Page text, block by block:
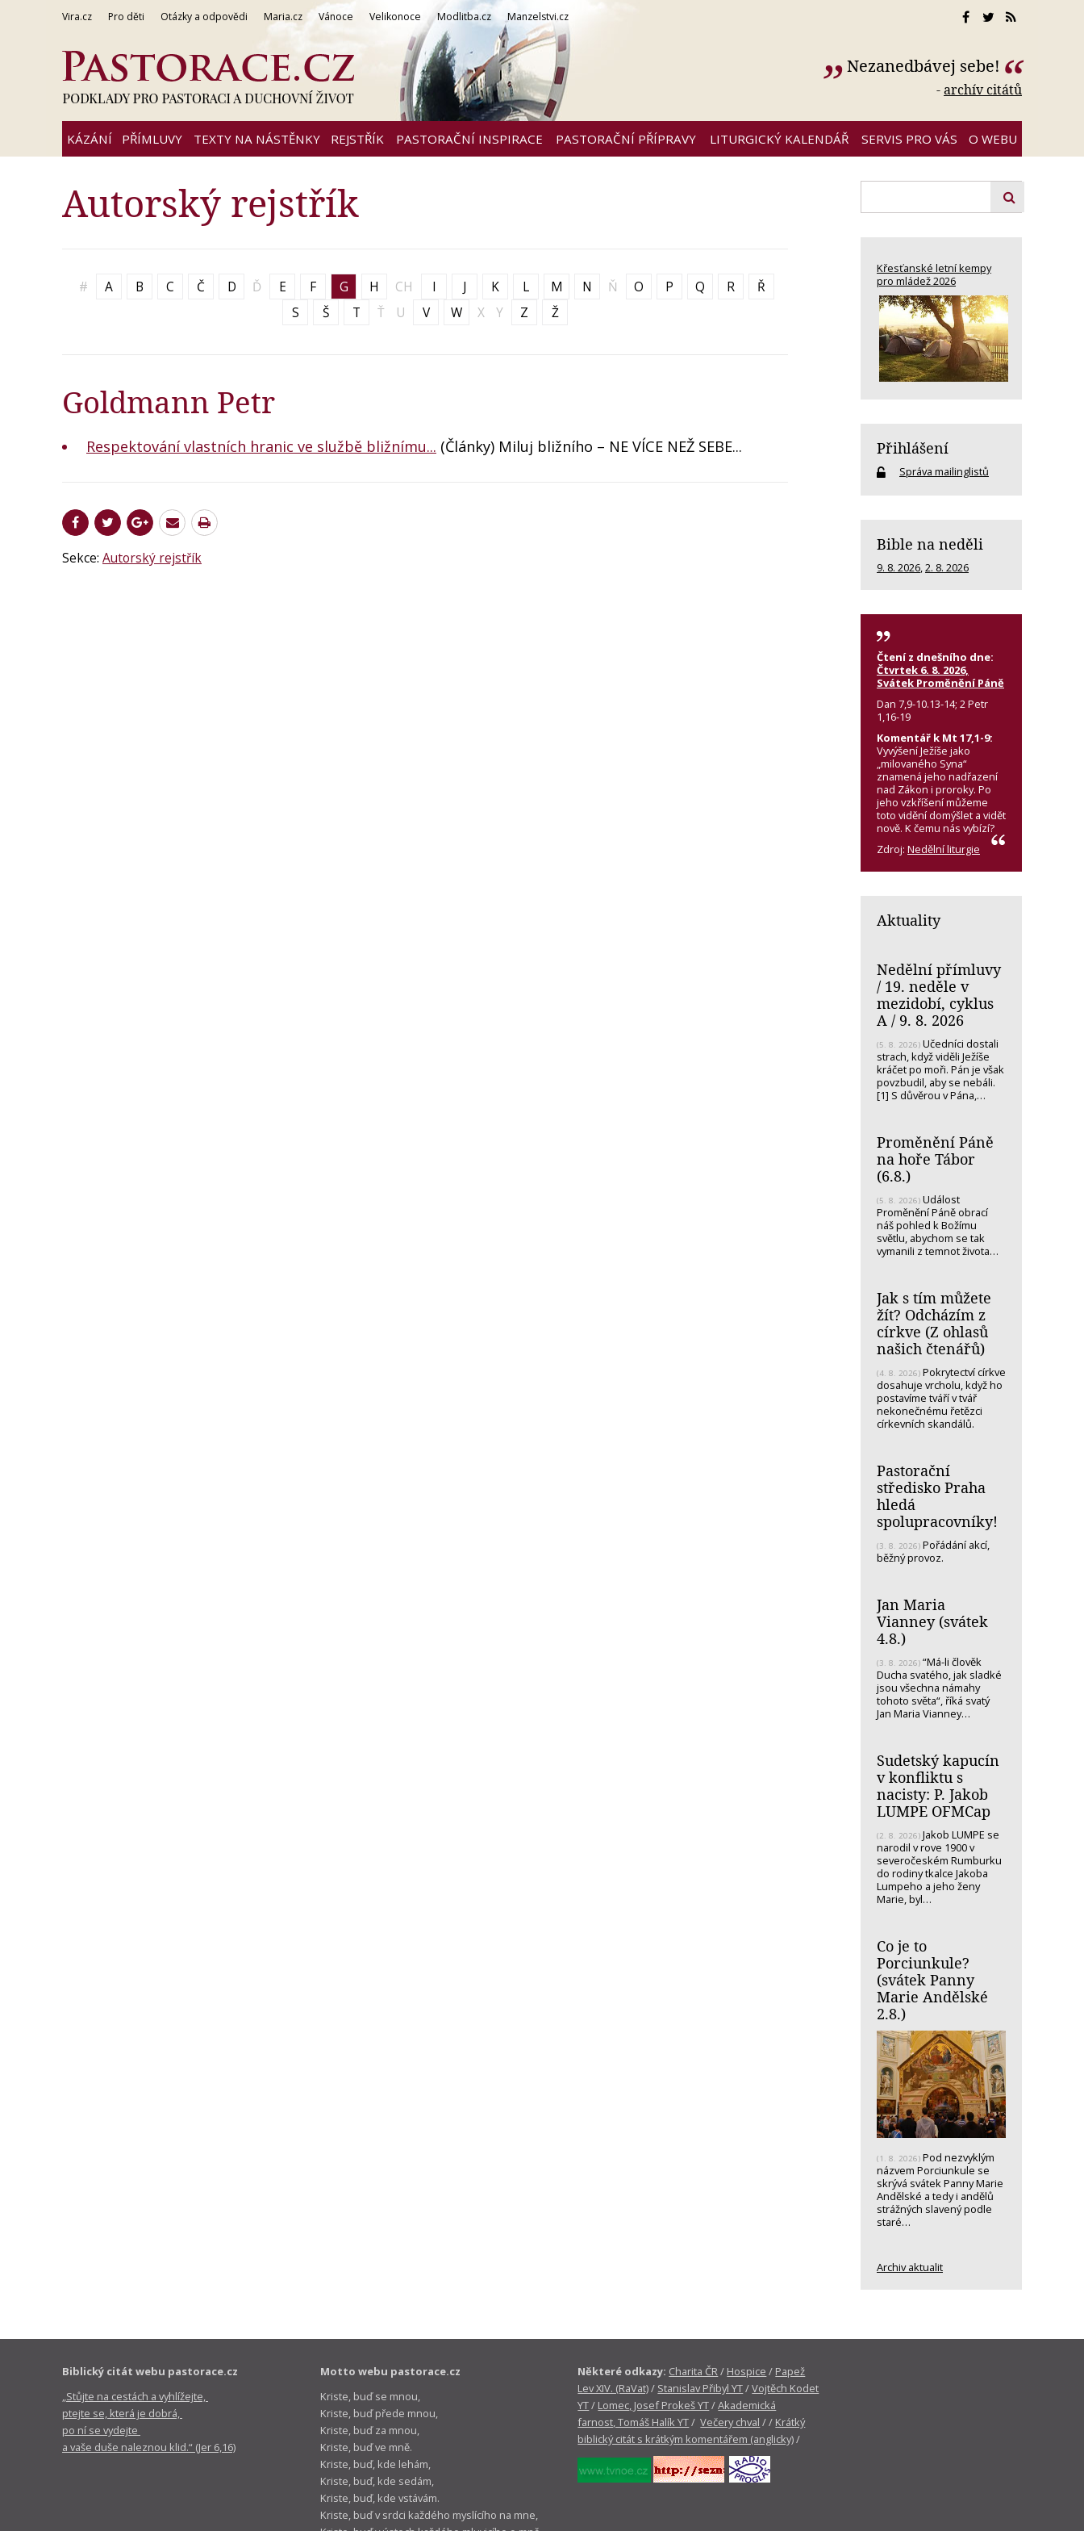
Vira.cz Pro děti Otázky a odpovědi Maria.cz Vánoce Velikonoce Modlitba.cz Manzelstvi.cz
Nezanedbávej sebe!
-archív citátů
KÁZÁNÍ PŘÍMLUVY TEXTY NA NÁSTĚNKY REJSTŘÍK PASTORAČNÍ INSPIRACE PASTORAČNÍ PŘÍPRAVY LITURGICKÝ KALENDÁŘ SERVIS PRO VÁS O WEBU
Autorský rejstřík
# A B C Č D Ď E F G H CH I J K L M N Ň O P Q R
Ř
S
Š T Ť U V W X Y Z Ž
Goldmann Petr
Respektování vlastních hranic ve službě bližnímu... (Články) Miluj bližního – NE VÍCE NEŽ SEBE...
Sekce: Autorský rejstřík
Křesťanské letní kempy
pro mládež 2026
Přihlášení
Správa mailinglistů
Bible na neděli
9. 8. 2026 2. 8. 2026
Čtení z dnešního dne:
Čtvrtek 6. 8. 2026,
Svátek Proměnění Páně
Dan 7,9-10.13-14; 2 Petr
1,16-19
Komentář k Mt 17,1-9:
Vyvýšení Ježíše jako
„milovaného Syna“
znamená jeho nadřazení
nad Zákon i proroky. Po
jeho vzkříšení můžeme
toto vidění domýšlet a vidět
nově. K čemu nás vybízí?
Zdroj: Nedělní liturgie
Aktuality
Nedělní přímluvy
/ 19. neděle v
mezidobí, cyklus
A / 9. 8. 2026
(5. 8. 2026) Učedníci dostali
strach, když viděli Ježíše
kráčet po moři. Pán je však
povzbudil, aby se nebáli.
[1] S důvěrou v Pána,…
Proměnění Páně
na hoře Tábor
(6.8.)
(5. 8. 2026) Událost
Proměnění Páně obrací
náš pohled k Božímu
světlu, abychom se tak
vymanili z temnot života…
Jak s tím můžete
žít? Odcházím z
církve (Z ohlasů
našich čtenářů)
(4. 8. 2026) Pokrytectví církve
dosahuje vrcholu, když ho
postavíme tváří v tvář
nekonečnému řetězci
církevních skandálů.
Pastorační
středisko Praha
hledá
spolupracovníky!
(3. 8. 2026) Pořádání akcí,
běžný provoz.
Jan Maria
Vianney (svátek
4.8.)
(3. 8. 2026) “Má-li člověk
Ducha svatého, jak sladké
jsou všechna námahy
tohoto světa“, říká svatý
Jan Maria Vianney…
Sudetský kapucín
v konfliktu s
nacisty: P. Jakob
LUMPE OFMCap
(2. 8. 2026) Jakob LUMPE se
narodil v rove 1900 v
severočeském Rumburku
do rodiny tkalce Jakoba
Lumpeho a jeho ženy
Marie, byl…
Co je to
Porciunkule?
(svátek Panny
Marie Andělské
2.8.)
(1. 8. 2026) Pod nezvyklým
názvem Porciunkule se
skrývá svátek Panny Marie
Andělské a tedy i andělů
strážných slavený podle
staré…
Archiv aktualit
Biblický citát webu pastorace.cz
„Stůjte na cestách a vyhlížejte,
ptejte se, která je dobrá,
po ní se vydejte
a vaše duše naleznou klid.“ (Jer 6,16)
Motto webu pastorace.cz
Kriste, buď se mnou,
Kriste, buď přede mnou,
Kriste, buď za mnou,
Kriste, buď ve mně.
Kriste, buď, kde lehám,
Kriste, buď, kde sedám,
Kriste, buď, kde vstávám.
Kriste, buď v srdci každého myslícího na mne,
Některé odkazy: Charita ČR/ Hospice / Papež
Lev XIV. (RaVat)/ Stanislav Přibyl YT/Vojtěch Kodet
YT/ Lomec, Josef Prokeš YT/Akademická
farnost, Tomáš Halík YT/Večery chval / / Krátký
biblický citát s krátkým komentářem (anglicky)/